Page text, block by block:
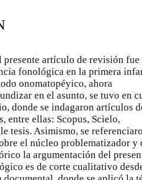
presente artículo de revisión
fonológica en la primera
onomatopéyico, ahora
en el asunto, se tuvo en
donde se indagaron artículos
entre ellas: Scopus, Scielo,
tesis. Asimismo, se
el núcleo problematizador
la argumentación del
es de corte cualitativo